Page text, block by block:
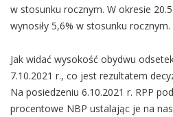
w stosunku rocznym. W okresie
wynosiły 5,6% w stosunku rocznym.
Jak widać wysokość obydwu
7.10.2021 r., co jest rezultatem
Na posiedzeniu 6.10.2021 r. RPP
procentowe NBP ustalając je na